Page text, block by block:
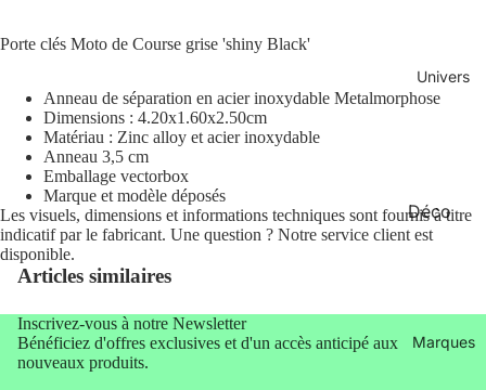
0 € – 50
€
Par
occasion
x
Univers
Déco
Maison
Bien-
être
Marques
Porte clés Moto de Course grise 'shiny Black'
Anneau de séparation en acier inoxydable Metalmorphose
Dimensions : 4.20x1.60x2.50cm
Matériau : Zinc alloy et acier inoxydable
Anneau 3,5 cm
Emballage vectorbox
Marque et modèle déposés
Les visuels, dimensions et informations techniques sont fournis à titre
indicatif par le fabricant. Une question ? Notre service client est
disponible.
Articles similaires
Inscrivez-vous à notre Newsletter
Bénéficiez d'offres exclusives et d'un accès anticipé aux
nouveaux produits.